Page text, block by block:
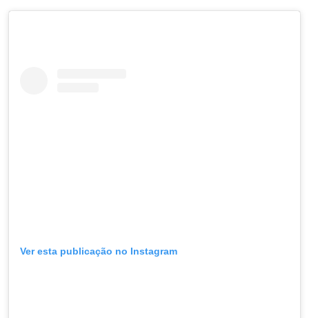
Ver esta publicação no Instagram